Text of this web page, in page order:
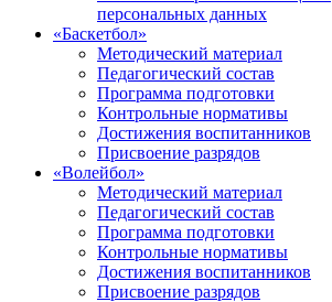
персональных данных
«Баскетбол»
Методический материал
Педагогический состав
Программа подготовки
Контрольные нормативы
Достижения воспитанников
Присвоение разрядов
«Волейбол»
Методический материал
Педагогический состав
Программа подготовки
Контрольные нормативы
Достижения воспитанников
Присвоение разрядов